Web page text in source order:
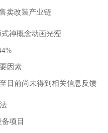
卖改装产业链
神概念动画光湮
因素
目前尚未得到相关信息反馈
项目